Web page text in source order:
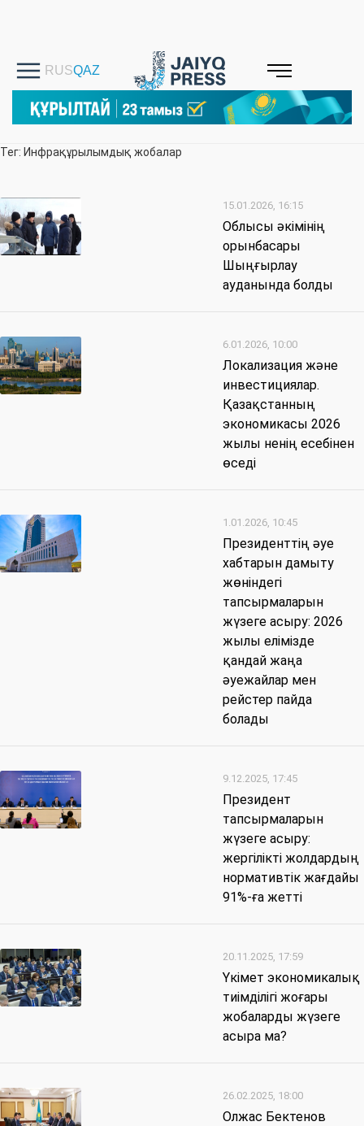
Тег: Инфрақұрылымдық жобалар
15.01.2026, 16:15
Облысы әкімінің
орынбасары
Шыңғырлау
ауданында болды
6.01.2026, 10:00
Локализация және
инвестициялар.
Қазақстанның
экономикасы 2026
жылы ненің есебінен
өседі
1.01.2026, 10:45
Президенттің әуе
хабтарын дамыту
жөніндегі
тапсырмаларын
жүзеге асыру: 2026
жылы елімізде
қандай жаңа
әуежайлар мен
рейстер пайда
болады
9.12.2025, 17:45
Президент
тапсырмаларын
жүзеге асыру:
жергілікті жолдардың
нормативтік жағдайы
91%-ға жетті
20.11.2025, 17:59
Үкімет экономикалық
тиімділігі жоғары
жобаларды жүзеге
асыра ма?
26.02.2025, 18:00
Олжас Бектенов